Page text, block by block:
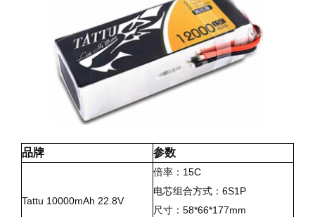
品牌 参数
Tattu 10000mAh 22.8V
倍率： 15C
电芯组合方式： 6S1P
尺寸： 58*66*177mm